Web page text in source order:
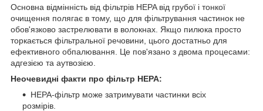
Основна відмінність від фільтрів HEPA від грубої і тонкої
очищення полягає в тому, що для фільтрування частинок не
обов'язково застрелювати в волокнах. Якщо пилюка просто
торкається фільтральної речовини, цього достатньо для
ефективного обпалювання. Це пов'язано з двома процесами:
адгезією та аутвозією.
Неочевидні факти про фільтр HEPA:
HEPA-фільтр може затримувати частинки всіх
розмірів.